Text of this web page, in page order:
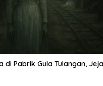
di Pabrik Gula Tulangan,